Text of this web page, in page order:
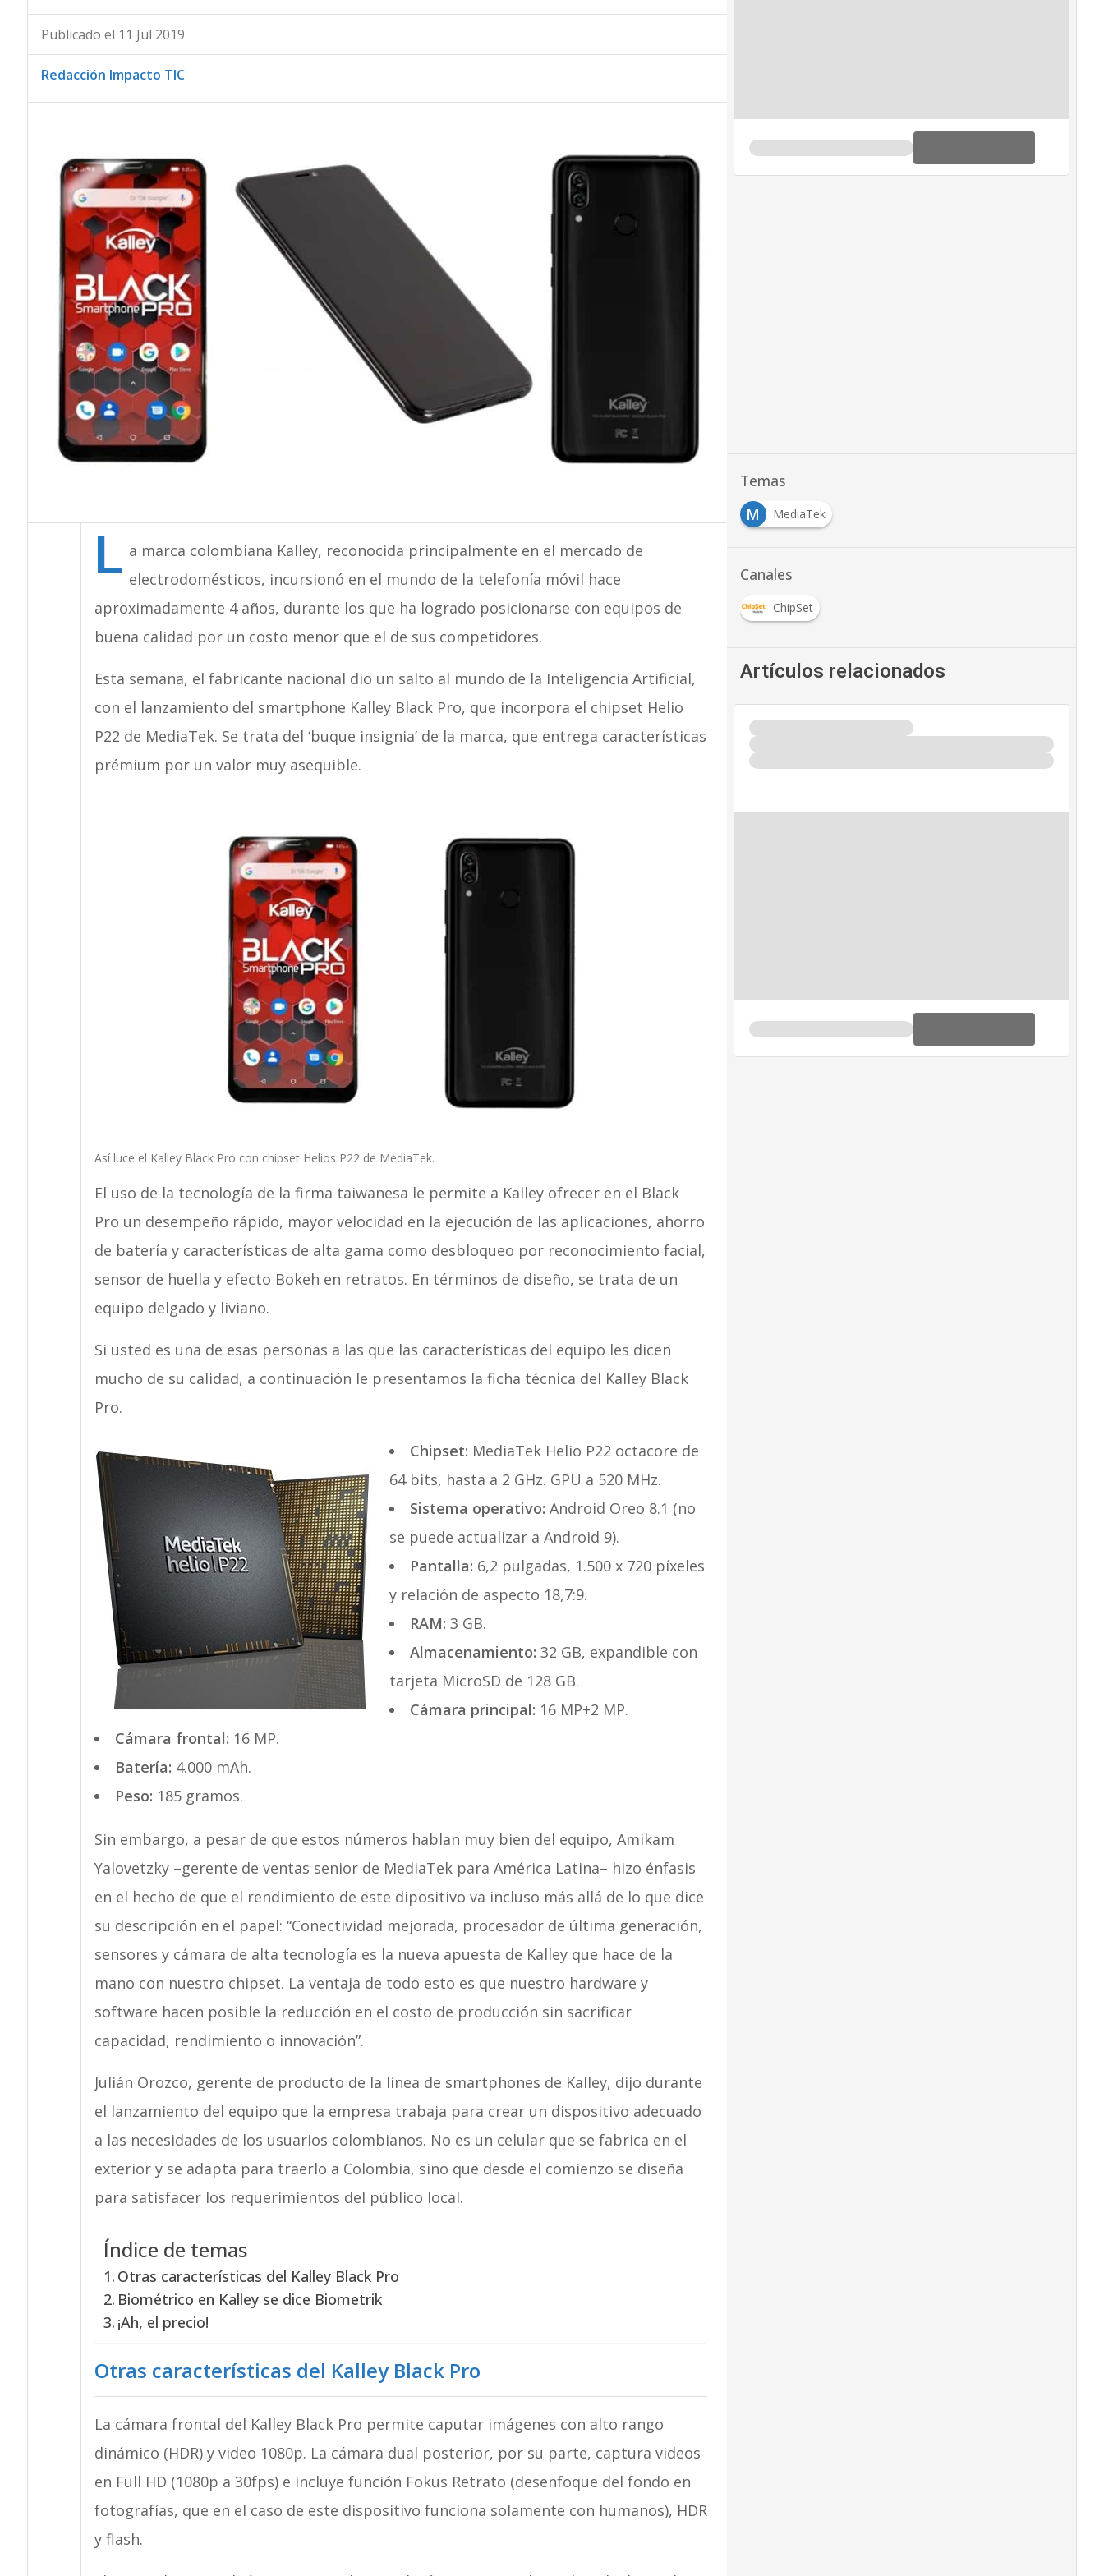
Publicado el 11 Jul 2019
Redacción Impacto TIC
L a marca colombiana Kalley, reconocida principalmente en el mercado de
electrodomésticos, incursionó en el mundo de la telefonía móvil hace
aproximadamente 4 años, durante los que ha logrado posicionarse con equipos de
buena calidad por un costo menor que el de sus competidores.
Esta semana, el fabricante nacional dio un salto al mundo de la Inteligencia Artificial,
con el lanzamiento del smartphone Kalley Black Pro, que incorpora el chipset Helio
P22 de MediaTek. Se trata del ‘buque insignia’ de la marca, que entrega características
prémium por un valor muy asequible.
Así luce el Kalley Black Pro con chipset Helios P22 de MediaTek.
El uso de la tecnología de la firma taiwanesa le permite a Kalley ofrecer en el Black
Pro un desempeño rápido, mayor velocidad en la ejecución de las aplicaciones, ahorro
de batería y características de alta gama como desbloqueo por reconocimiento facial,
sensor de huella y efecto Bokeh en retratos. En términos de diseño, se trata de un
equipo delgado y liviano.
Si usted es una de esas personas a las que las características del equipo les dicen
mucho de su calidad, a continuación le presentamos la ficha técnica del Kalley Black
Pro.
Chipset: MediaTek Helio P22 octacore de
64 bits, hasta a 2 GHz. GPU a 520 MHz.
Sistema operativo: Android Oreo 8.1 (no
se puede actualizar a Android 9).
Pantalla: 6,2 pulgadas, 1.500 x 720 píxeles
y relación de aspecto 18,7:9.
RAM: 3 GB.
Almacenamiento: 32 GB, expandible con
tarjeta MicroSD de 128 GB.
Cámara principal: 16 MP+2 MP.
Cámara frontal: 16 MP.
Batería: 4.000 mAh.
Peso: 185 gramos.
Sin embargo, a pesar de que estos números hablan muy bien del equipo, Amikam
Yalovetzky –gerente de ventas senior de MediaTek para América Latina– hizo énfasis
en el hecho de que el rendimiento de este dipositivo va incluso más allá de lo que dice
su descripción en el papel: “Conectividad mejorada, procesador de última generación,
sensores y cámara de alta tecnología es la nueva apuesta de Kalley que hace de la
mano con nuestro chipset. La ventaja de todo esto es que nuestro hardware y
software hacen posible la reducción en el costo de producción sin sacrificar
capacidad, rendimiento o innovación”.
Julián Orozco, gerente de producto de la línea de smartphones de Kalley, dijo durante
el lanzamiento del equipo que la empresa trabaja para crear un dispositivo adecuado
a las necesidades de los usuarios colombianos. No es un celular que se fabrica en el
exterior y se adapta para traerlo a Colombia, sino que desde el comienzo se diseña
para satisfacer los requerimientos del público local.
Índice de temas
Otras características del Kalley Black Pro
Biométrico en Kalley se dice Biometrik
¡Ah, el precio!
Otras características del Kalley Black Pro
La cámara frontal del Kalley Black Pro permite caputar imágenes con alto rango
dinámico (HDR) y video 1080p. La cámara dual posterior, por su parte, captura videos
en Full HD (1080p a 30fps) e incluye función Fokus Retrato (desenfoque del fondo en
fotografías, que en el caso de este dispositivo funciona solamente con humanos), HDR
y flash.
Temas
M
MediaTek
Canales
ChipSet
Artículos relacionados